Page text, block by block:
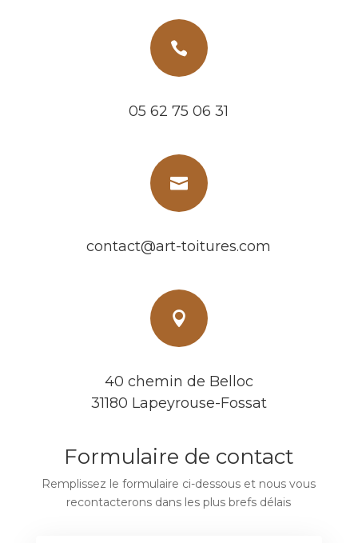

05 62 75 06 31

contact@art-toitures.com

40 chemin de Belloc
31180 Lapeyrouse-Fossat
Formulaire de contact
Remplissez le formulaire ci-dessous et nous vous
recontacterons dans les plus brefs délais